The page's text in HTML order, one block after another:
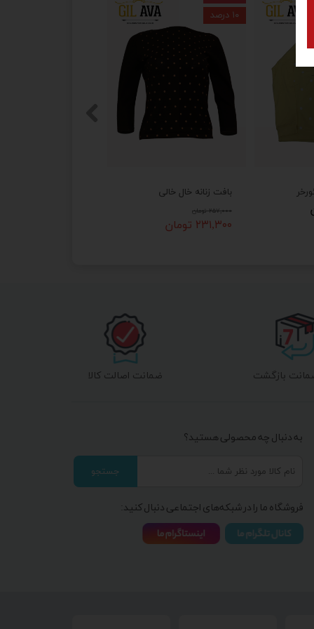
بافت زنانه خال خالی
۲۵۷,۰۰۰ تومان
۲۳۱,۳۰۰ تومان
۱۰ درصد
ضمانت اصالت کالا
به دنبال چه محصولی هستید؟
جستجو
فروشگاه ما را در شبکه‌های اجتماعی دنبال کنید: